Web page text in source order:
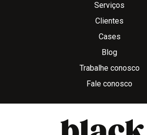
Serviços
Clientes
Cases
Blog
Trabalhe conosco
Fale conosco